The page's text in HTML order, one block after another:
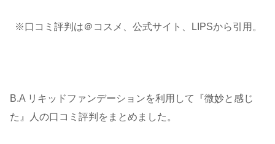
※口コミ評判は＠コスメ、公式サイト、LIPSから引用。
B.A リキッドファンデーションを利用して『微妙と感じ
た』人の口コミ評判をまとめました。